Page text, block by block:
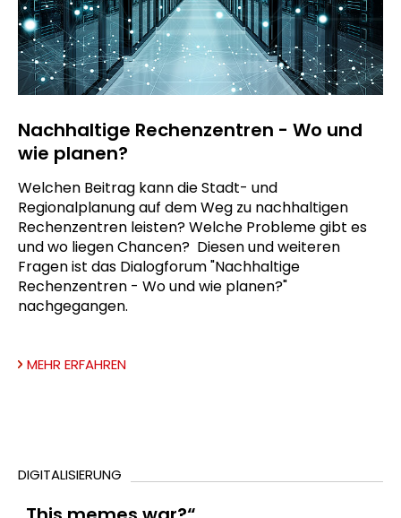
Nachhaltige Rechenzentren - Wo und
wie planen?
Welchen Beitrag kann die Stadt- und
Regionalplanung auf dem Weg zu nachhaltigen
Rechenzentren leisten? Welche Probleme gibt es
und wo liegen Chancen? Diesen und weiteren
Fragen ist das Dialogforum "Nachhaltige
Rechenzentren - Wo und wie planen?"
nachgegangen.
MEHR ERFAHREN
DIGITALISIERUNG